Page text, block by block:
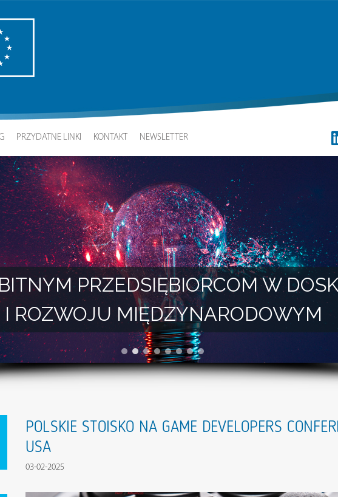
PRZYDATNE LINKI KONTAKT NEWSLETTER
PRZEDSIĘBIORCOM W
ROZWOJU MIĘDZYNARODOWYM
POLSKIE STOISKO NA GAME DEVELOPERS
USA
03-02-2025